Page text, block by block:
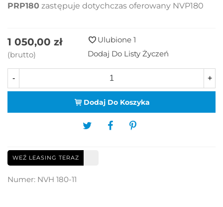
PRP180 zastępuje dotychczas oferowany NVP180
1 050,00 zł
(brutto)
Ulubione 1
Dodaj Do Listy Życzeń
- +
Dodaj Do Koszyka
WEŹ LEASING TERAZ
Numer: NVH 180-11